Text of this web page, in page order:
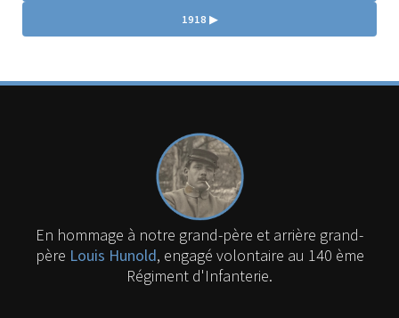
1918 ▶︎
En hommage à notre grand-père et arrière grand-
père Louis Hunold, engagé volontaire au 140 ème
Régiment d'Infanterie.